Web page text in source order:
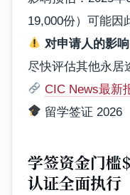
19,000份）可能因
对申请人的影响
尽快评估其他永居
CIC News最新
留学签证 2026
学签资金门槛
认证全面执